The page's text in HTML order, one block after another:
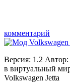
комментарий
Версия: 1.2
в виртуальный
Volkswagen Jetta